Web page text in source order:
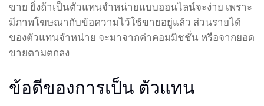
ขาย ยิ่งถ้าเป็นตัวแทนจำหน่ายแบบออนไลน์จะง่าย เพราะ
มีภาพโฆษณากับข้อความไว้ใช้ขายอยู่แล้ว ส่วนรายได้
ของตัวแทนจำหน่าย จะมาจากค่าคอมมิชชั่น หรือจากยอด
ขายตามตกลง
ข้อดีของการเป็น ตัวแทน